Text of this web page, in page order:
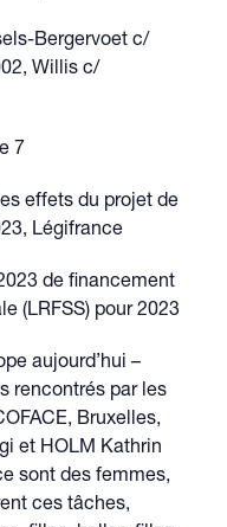
Bergervoet c/
Willis c/
7
effets du projet de
Légifrance
de financement
(LRFSS) pour 2023
aujourd’hui –
rencontrés par les
Bruxelles,
et HOLM Kathrin
sont des femmes,
ces tâches,